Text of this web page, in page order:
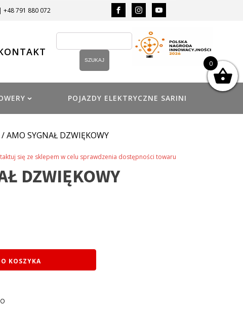
| +48 791 880 072
POJAZDY ELEKTRYCZNE SARINI
/ AMO SYGNAŁ DZWIĘKOWY
się ze sklepem w celu sprawdzenia dostępności towaru
DZWIĘKOWY
KOSZYKA
0